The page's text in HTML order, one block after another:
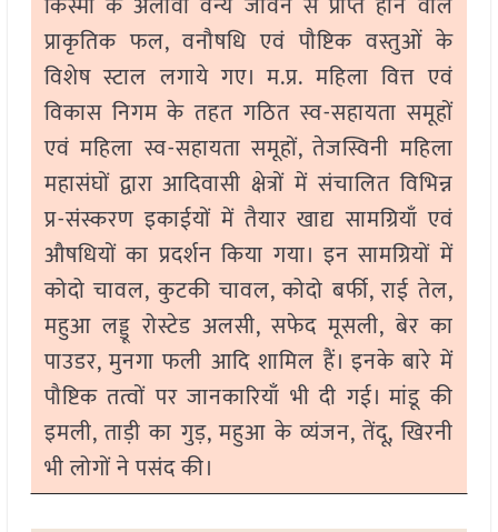
प्राकृतिक फल, वनौषधि एवं पौष्टिक वस्तुओं के
विशेष स्टाल लगाये गए। म.प्र. महिला वित्त एवं
विकास निगम के तहत गठित स्व-सहायता समूहों
एवं महिला स्व-सहायता समूहों, तेजस्विनी महिला
महासंघों द्वारा आदिवासी क्षेत्रों में संचालित विभिन्न
प्र-संस्करण इकाईयों में तैयार खाद्य सामग्रियाँ एवं
औषधियों का प्रदर्शन किया गया। इन सामग्रियों में
कोदो चावल, कुटकी चावल, कोदो बर्फी, राई तेल,
महुआ लड्डू रोस्टेड अलसी, सफेद मूसली, बेर का
पाउडर, मुनगा फली आदि शामिल हैं। इनके बारे में
पौष्टिक तत्वों पर जानकारियाँ भी दी गई। मांडू की
इमली, ताड़ी का गुड़, महुआ के व्यंजन, तेंदू, खिरनी
भी लोगों ने पसंद की।